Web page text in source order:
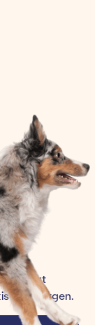
jetzt
von morgen.